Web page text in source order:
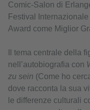
Comic-Salon di
Festival
Award come Miglior
Il tema centrale della
nell’autobiografia con
zu sein (Come ho
dove racconta la sua
le differenze culturali